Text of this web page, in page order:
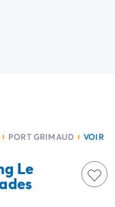
PORT GRIMAUD
VOIR
Le